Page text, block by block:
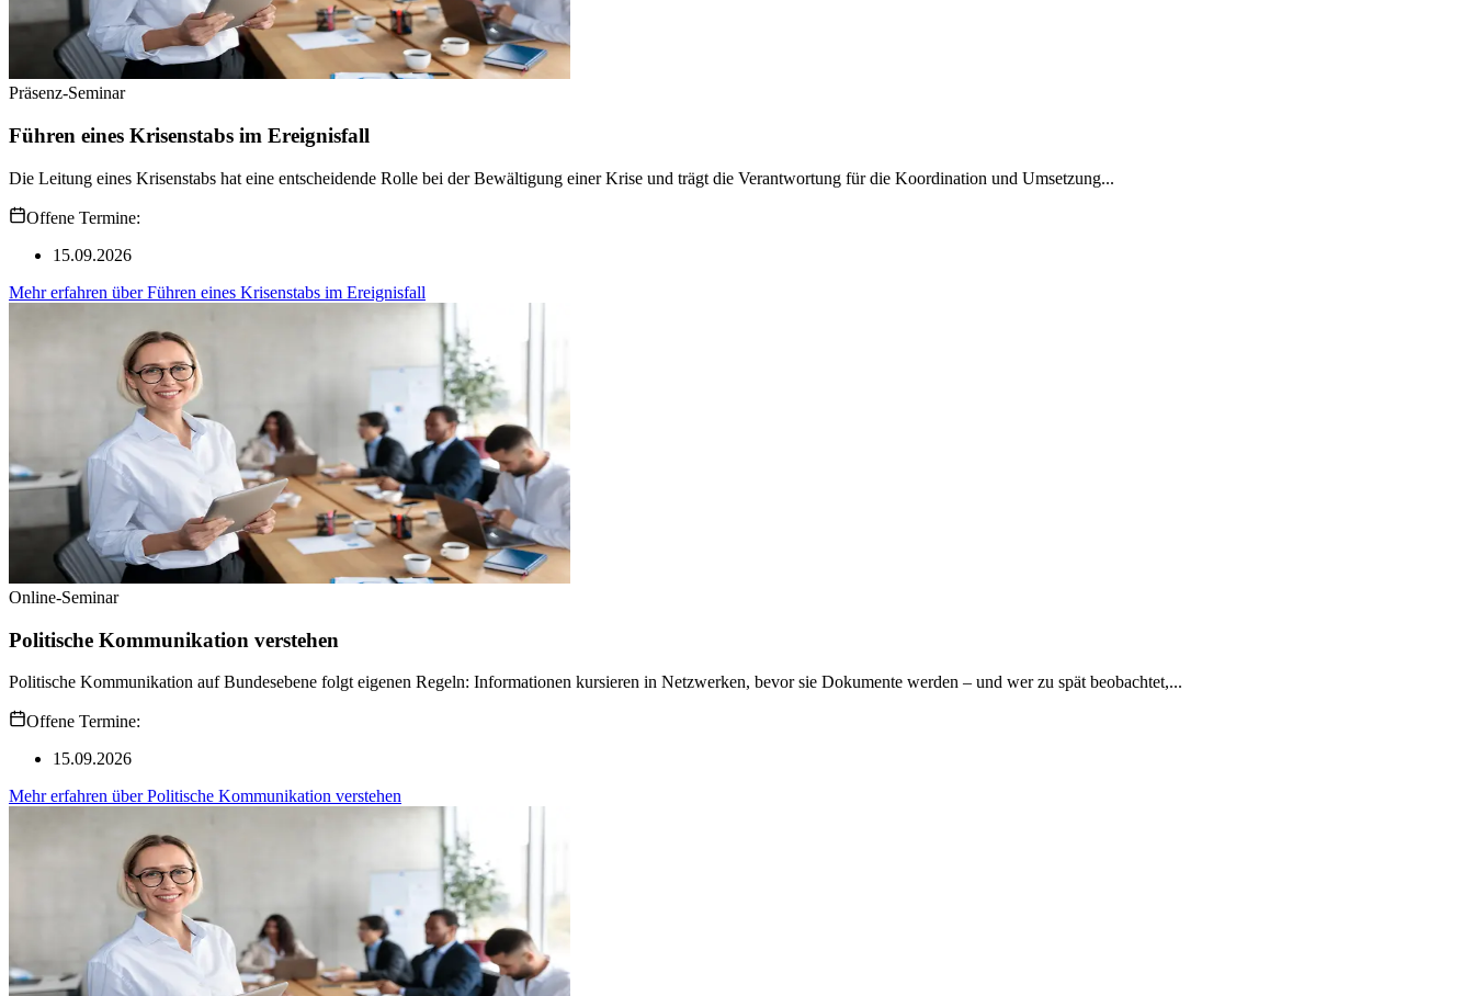
Präsenz-Seminar
Führen eines Krisenstabs im Ereignisfall
Die Leitung eines Krisenstabs hat eine entscheidende Rolle bei der Bewältigung einer Krise und trägt die Verantwortung für die Koordination und Umsetzung...
Offene Termine:
15.09.2026
Mehr erfahren überFühren eines Krisenstabs im Ereignisfall
Online-Seminar
Politische Kommunikation verstehen
Politische Kommunikation auf Bundesebene folgt eigenen Regeln: Informationen kursieren in Netzwerken, bevor sie Dokumente werden – und wer zu spät beobachtet,...
Offene Termine:
15.09.2026
Mehr erfahren überPolitische Kommunikation verstehen